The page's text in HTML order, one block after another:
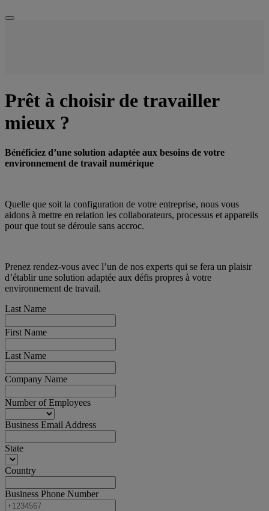
Prêt à choisir de travailler
mieux ?
Bénéficiez d’une solution adaptée aux besoins de votre
environnement de travail numérique
Quelle que soit la configuration de votre entreprise, nous vous
aidons à mettre en relation les collaborateurs, processus et appareils
pour que tout se déroule sans accroc.
Prenez rendez-vous avec l’un de nos experts qui se fera un plaisir
d’établir une solution adaptée aux défis propres à votre
environnement de travail.
Last Name
First Name
Last Name
Company Name
Number of Employees
Business Email Address
State
Country
Business Phone Number